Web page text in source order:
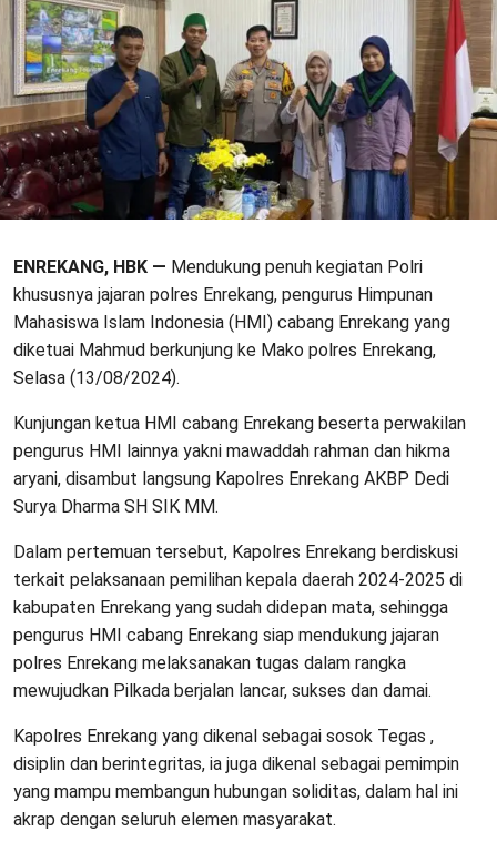
ENREKANG, HBK — Mendukung penuh kegiatan Polri
khususnya jajaran polres Enrekang, pengurus Himpunan
Mahasiswa Islam Indonesia (HMI) cabang Enrekang yang
diketuai Mahmud berkunjung ke Mako polres Enrekang,
Selasa (13/08/2024).
Kunjungan ketua HMI cabang Enrekang beserta perwakilan
pengurus HMI lainnya yakni mawaddah rahman dan hikma
aryani, disambut langsung Kapolres Enrekang AKBP Dedi
Surya Dharma SH SIK MM.
Dalam pertemuan tersebut, Kapolres Enrekang berdiskusi
terkait pelaksanaan pemilihan kepala daerah 2024-2025 di
kabupaten Enrekang yang sudah didepan mata, sehingga
pengurus HMI cabang Enrekang siap mendukung jajaran
polres Enrekang melaksanakan tugas dalam rangka
mewujudkan Pilkada berjalan lancar, sukses dan damai.
Kapolres Enrekang yang dikenal sebagai sosok Tegas ,
disiplin dan berintegritas, ia juga dikenal sebagai pemimpin
yang mampu membangun hubungan soliditas, dalam hal ini
akrap dengan seluruh elemen masyarakat.